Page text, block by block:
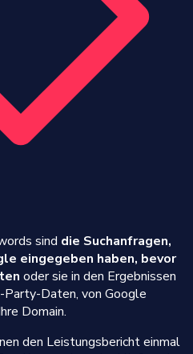
sind die Suchanfragen,
eingegeben haben, bevor
oder sie in den Ergebnissen
Party-Daten, von Google
Domain.
den Leistungsbericht einmal